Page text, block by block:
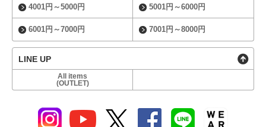
4001円～5000円 5001円～6000円
6001円～7000円 7001円～8000円
LINE UP
All items
(OUTLET)